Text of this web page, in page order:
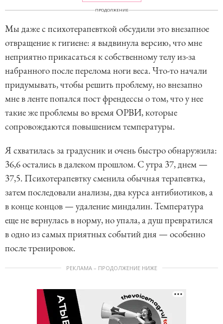
ПРОДОЛЖЕНИЕ
Мы даже с психотерапевткой обсудили это внезапное
отвращение к гигиене: я выдвинула версию, что мне
неприятно прикасаться к собственному телу из-за
набранного после перелома ноги веса. Что-то начали
придумывать, чтобы решить проблему, но внезапно
мне в ленте попался пост френдессы о том, что у нее
такие же проблемы во время ОРВИ, которые
сопровождаются повышением температуры.
Я схватилась за градусник и очень быстро обнаружила:
36,6 остались в далеком прошлом. С утра 37, днем —
37,5. Психотерапевтку сменила обычная терапевтка,
затем последовали анализы, два курса антибиотиков, а
в конце концов — удаление миндалин. Температура
еще не вернулась в норму, но упала, а душ превратился
в одно из самых приятных событий дня — особенно
после тренировок.
РЕКЛАМА – ПРОДОЛЖЕНИЕ НИЖЕ